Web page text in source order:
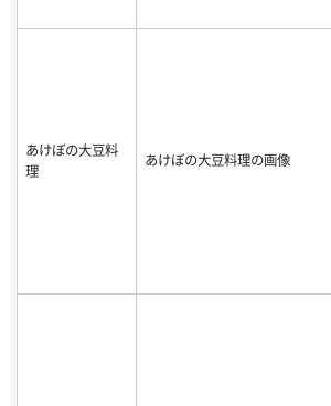
あけぼの大豆料
理
あけぼの大豆料理の画像